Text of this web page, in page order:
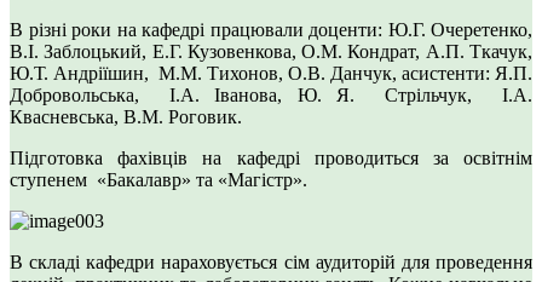
В різні роки на кафедрі працювали доценти: Ю.Г. Очеретенко,
В.І. Заблоцький, Е.Г. Кузовенкова, О.М. Кондрат, А.П. Ткачук,
Ю.Т. Андріїшин, М.М. Тихонов, О.В. Данчук, асистенти: Я.П.
Добровольська, І.А. Іванова, Ю. Я. Стрільчук, І.А.
Квасневська, В.М. Роговик.
Підготовка фахівців на кафедрі проводиться за освітнім
ступенем «Бакалавр» та «Магістр».
В складі кафедри нараховується сім аудиторій для проведення